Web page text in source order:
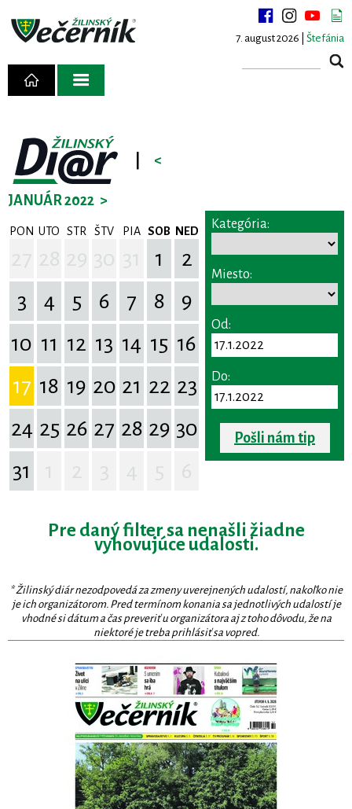
7. august 2026 | Štefánia
<
JANUÁR 2022 >
PON UTO STR ŠTV PIA SOB NED
1
2
3
4 5 6 7 8
9
10 11 12 13 14 15 16
17 18 19 20 21 22 23
24 25 26 27 28 29 30
31
Kategória:
Miesto:
Od:
Do:
Pošli nám tip
Pre daný filter sa nenašli žiadne
vyhovujúce udalosti.
* Žilinský diár nezodpovedá za zmeny uverejnených udalostí, nakoľko nie
je ich organizátorom. Pred termínom konania sa jednotlivých udalostí je
vhodné si dátum a čas preveriť u organizátora aj z toho dôvodu, že na
niektoré je treba prihlásiť sa vopred.